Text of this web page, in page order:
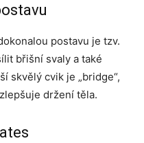
postavu je tzv.
břišní svaly a také
skvělý cvik je „bridge“,
držení těla.